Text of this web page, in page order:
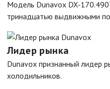
Модель Dunavox DX-
тринадцатью выдвижными
Лидер рынка
Dunavox признанный лидер
холодильников.